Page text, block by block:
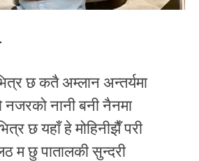
छ कतै अम्लान अन्तर्यमा
नजरको नानी बनी नैनमा
छ यहाँ हे मोहिनीझैँ परी
म छु पातालकी सुन्दरी